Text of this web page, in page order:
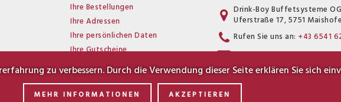
zu verbessern. Durch die Verwendung dieser Seite erklären Sie sich
MEHR INFORMATIONEN AKZEPTIEREN
Ihre Bestellungen
Ihre Adressen
Ihre persönlichen Daten
Ihre Gutscheine
Drink-Boy Buffetsysteme
Uferstraße 17, 5751
Rufen Sie uns an: +43 6541
info@drink-boy.at